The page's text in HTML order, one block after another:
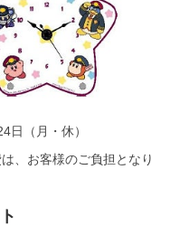
日（月・休）
、お客様のご負担となり